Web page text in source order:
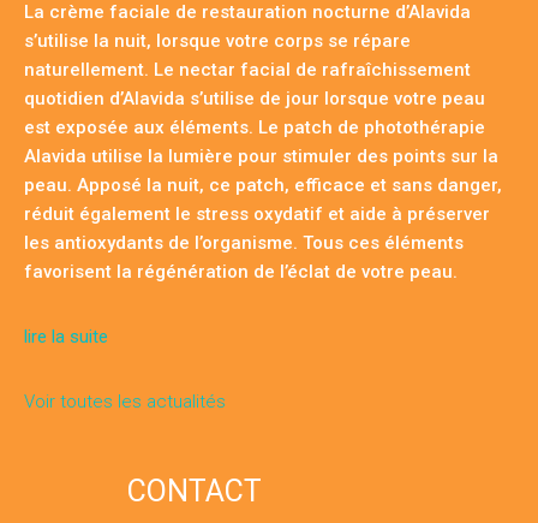
La crème faciale de restauration nocturne d’Alavida
s’utilise la nuit, lorsque votre corps se répare
naturellement. Le nectar facial de rafraîchissement
quotidien d’Alavida s’utilise de jour lorsque votre peau
est exposée aux éléments. Le patch de photothérapie
Alavida utilise la lumière pour stimuler des points sur la
peau. Apposé la nuit, ce patch, efficace et sans danger,
réduit également le stress oxydatif et aide à préserver
les antioxydants de l’organisme. Tous ces éléments
favorisent la régénération de l’éclat de votre peau.
lire la suite
Voir toutes les actualités
CONTACT